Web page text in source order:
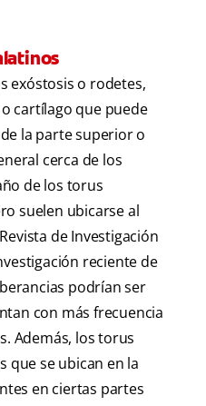
exóstosis o rodetes,
cartílago que puede
la parte superior o
cerca de los
de los torus
suelen ubicarse al
de Investigación
reciente de
podrían ser
con más frecuencia
Además, los torus
que se ubican en la
en ciertas partes